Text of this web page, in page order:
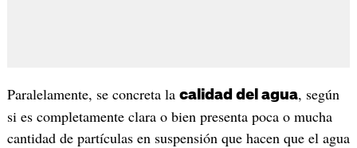
Paralelamente, se concreta la calidad del agua, según
si es completamente clara o bien presenta poca o mucha
cantidad de partículas en suspensión que hacen que el agua